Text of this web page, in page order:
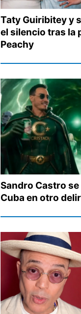
Taty Guiribitey y
el silencio tras la
Peachy
Sandro Castro
Cuba en otro